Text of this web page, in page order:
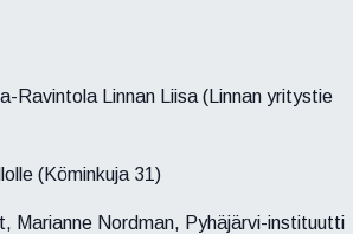
Ravintola Linnan Liisa (Linnan yritystie
(Köminkuja 31)
Marianne Nordman, Pyhäjärvi-instituutti